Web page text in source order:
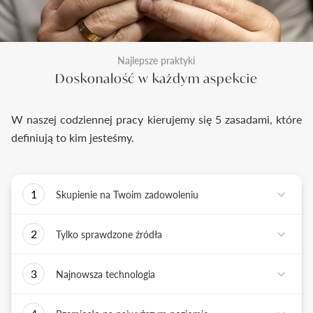
Najlepsze praktyki
Doskonałość w każdym aspekcie
W naszej codziennej pracy kierujemy się 5 zasadami, które
definiują to kim jesteśmy.
1
Skupienie na Twoim zadowoleniu
zadanie - dostarczyć Ci biżuterię i doświadczenie,
2
Tylko sprawdzone źródła
sprawdzonych źródłach pochodzenia i
3
Najnowsza technologia